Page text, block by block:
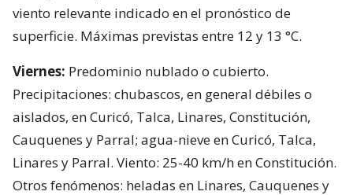
viento relevante indicado en el pronóstico de
superficie. Máximas previstas entre 12 y 13 °C.
Viernes: Predominio nublado o cubierto.
Precipitaciones: chubascos, en general débiles o
aislados, en Curicó, Talca, Linares, Constitución,
Cauquenes y Parral; agua-nieve en Curicó, Talca,
Linares y Parral. Viento: 25-40 km/h en Constitución.
Otros fenómenos: heladas en Linares, Cauquenes y